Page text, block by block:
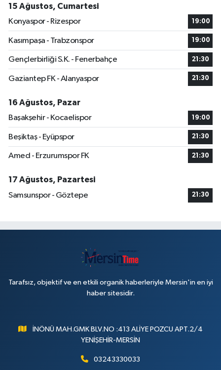
15 Ağustos, Cumartesi
Konyaspor - Rizespor
19:00
Kasımpaşa - Trabzonspor 19:00
Gençlerbirliği S.K. - Fenerbahçe 21:30
Gaziantep FK - Alanyaspor 21:30
16 Ağustos, Pazar
Başakşehir - Kocaelispor
19:00
Beşiktaş - Eyüpspor 21:30
Amed - Erzurumspor FK 21:30
17 Ağustos, Pazartesi
Samsunspor - Göztepe
21:30
Tarafsız, objektif ve en etkili organik haberleriyle Mersin'in en iyi
haber sitesidir.
İNÖNÜ MAH.GMK BLV.NO :413 ALİYE POZCU APT.2/4
YENİŞEHİR-MERSİN
03243330033